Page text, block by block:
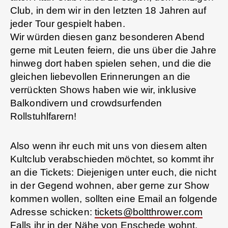
Club, in dem wir in den letzten 18 Jahren auf
jeder Tour gespielt haben.
Wir würden diesen ganz besonderen Abend
gerne mit Leuten feiern, die uns über die Jahre
hinweg dort haben spielen sehen, und die die
gleichen liebevollen Erinnerungen an die
verrückten Shows haben wie wir, inklusive
Balkondivern und crowdsurfenden
Rollstuhlfarern!
Also wenn ihr euch mit uns von diesem alten
Kultclub verabschieden möchtet, so kommt ihr
an die Tickets: Diejenigen unter euch, die nicht
in der Gegend wohnen, aber gerne zur Show
kommen wollen, sollten eine Email an folgende
Adresse schicken: tickets@boltthrower.com
Falls ihr in der Nähe von Enschede wohnt,